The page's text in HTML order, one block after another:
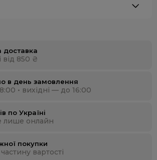
доставка
від 850 ₴
в день замовлення
• вихідні — до 16:00
по Україні
лише онлайн
покупки
вартості